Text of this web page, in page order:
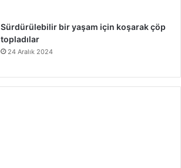
Sürdürülebilir bir yaşam için koşarak çöp
topladılar
24 Aralık 2024